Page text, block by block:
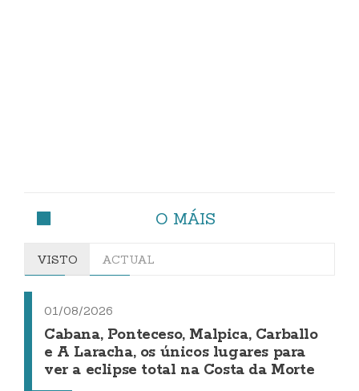
O MÁIS
VISTO ACTUAL
01/08/2026
Cabana, Ponteceso, Malpica, Carballo
e A Laracha, os únicos lugares para
ver a eclipse total na Costa da Morte